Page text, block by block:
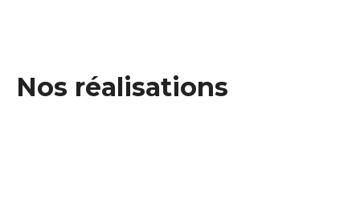
Nos réalisations